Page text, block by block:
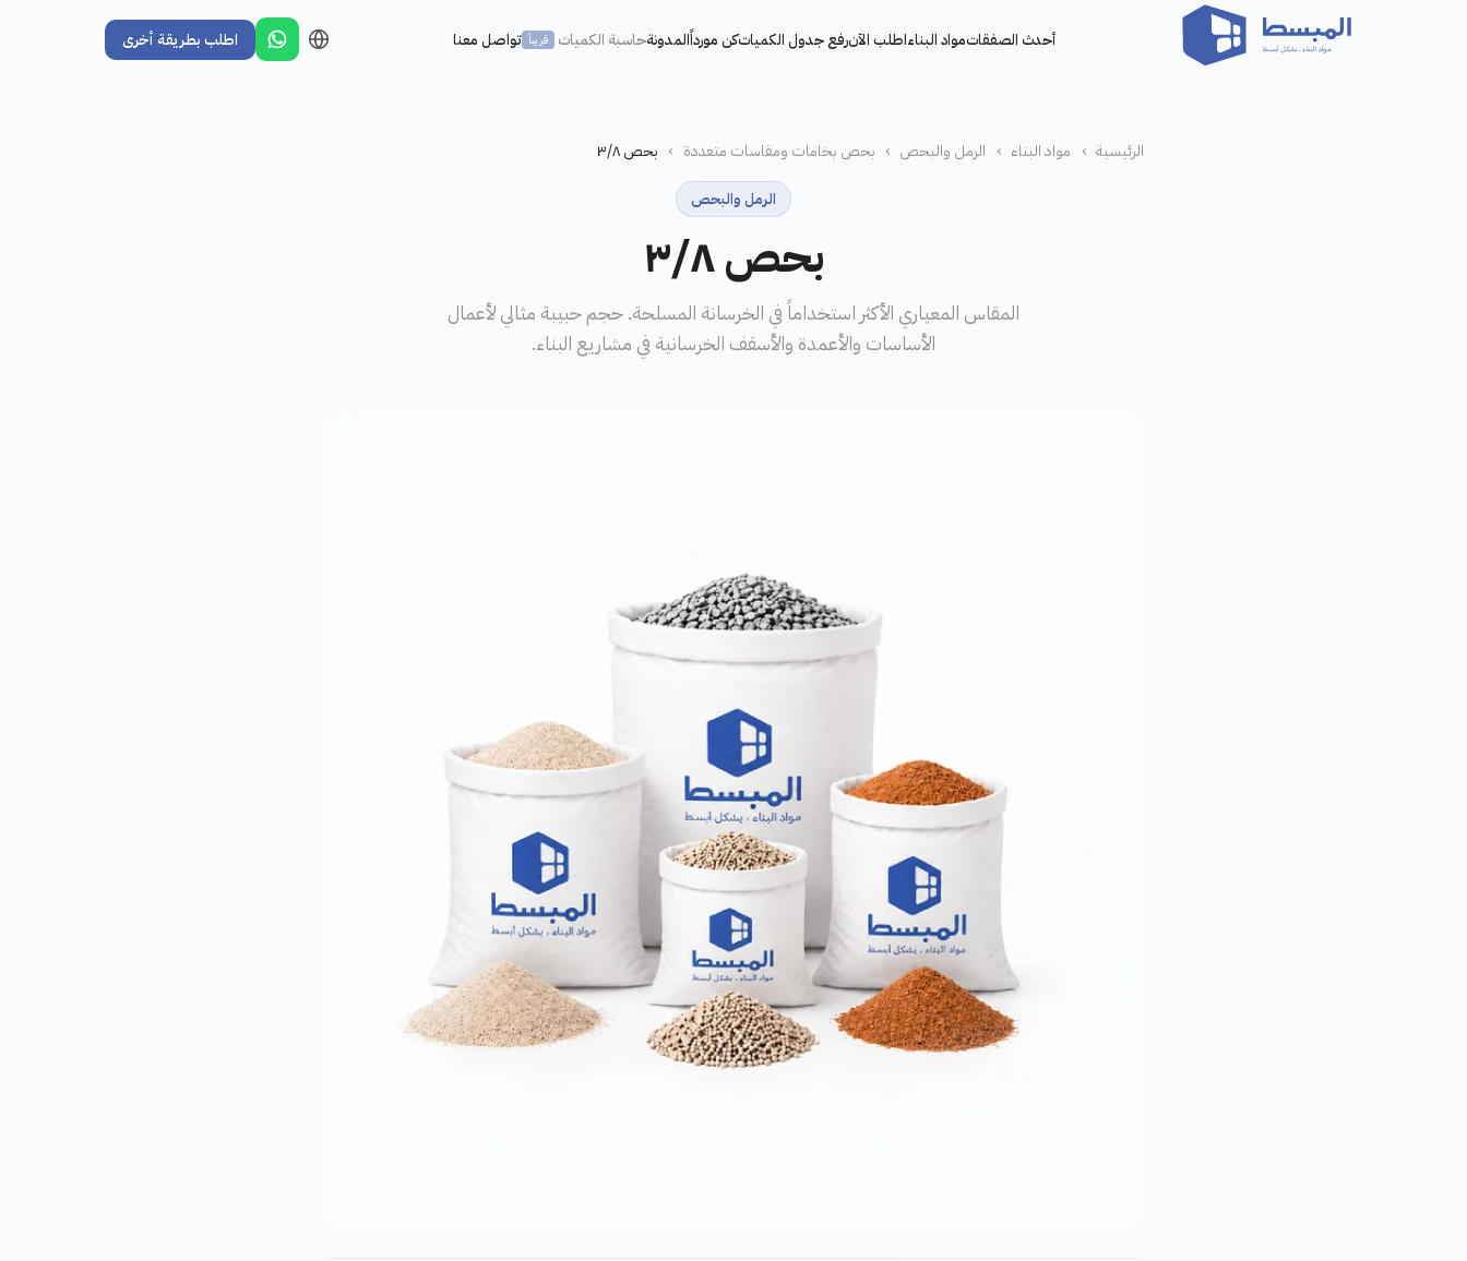
أحدث الصفقاتمواد البناءاطلب الآنرفع جدول الكمياتكن مورداًالمدونةحاسبة الكميات قريباً تواصل معنا اطلب بطريقة أخرى
الرئيسية › مواد البناء › الرمل والبحص › بحص بخامات ومقاسات متعددة › بحص ٣/٨
الرمل والبحص
بحص ٣/٨
المقاس المعياري الأكثر استخداماً في الخرسانة المسلحة. حجم حبيبة مثالي لأعمال
الأساسات والأعمدة والأسقف الخرسانية في مشاريع البناء.